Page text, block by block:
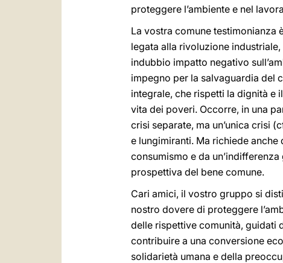
proteggere l’ambiente e nel
La vostra comune testimonianza
legata alla rivoluzione
indubbio impatto negativo
impegno per la salvaguardia del
integrale, che rispetti la dignità e
vita dei poveri. Occorre, in una
crisi separate, ma un’unica crisi
e lungimiranti. Ma richiede anche
consumismo e da
prospettiva del bene comune.
Cari amici, il vostro gruppo si
nostro dovere di proteggere
delle rispettive comunità, guidati
contribuire a una conversione
solidarietà umana e della